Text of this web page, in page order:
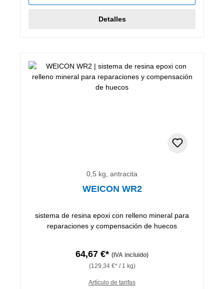
Detalles
0,5 kg, antracita
WEICON WR2
sistema de resina epoxi con relleno mineral para
reparaciones y compensación de huecos
64,67 €* (IVA incluido)
(129,34 €* / 1 kg)
Artículo de tarifas